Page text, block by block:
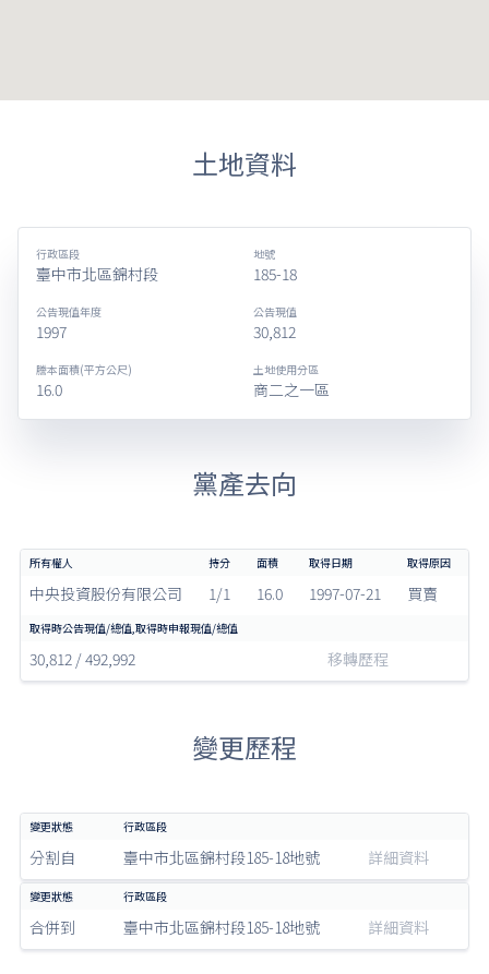
土地資料
行政區段
臺中市北區錦村段
地號
185-18
公告現值年度
1997
公告現值
30,812
謄本面積(平方公尺)
16.0
土地使用分區
商二之一區
黨產去向
中央投資股份有限公司 1/1 16.0 1997-07-21 買賣
30,812 / 492,992 移轉歷程
變更歷程
分割自 臺中市北區錦村段185-18地號 詳細資料
合併到 臺中市北區錦村段185-18地號 詳細資料